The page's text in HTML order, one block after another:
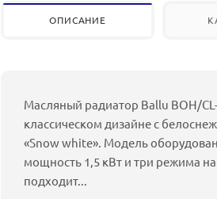
ОПИСАНИЕ
Масляный радиатор Ballu BOH/
классическом дизайне с
«Snow white». Модель
мощность 1,5 кВт и три режима
подходит...